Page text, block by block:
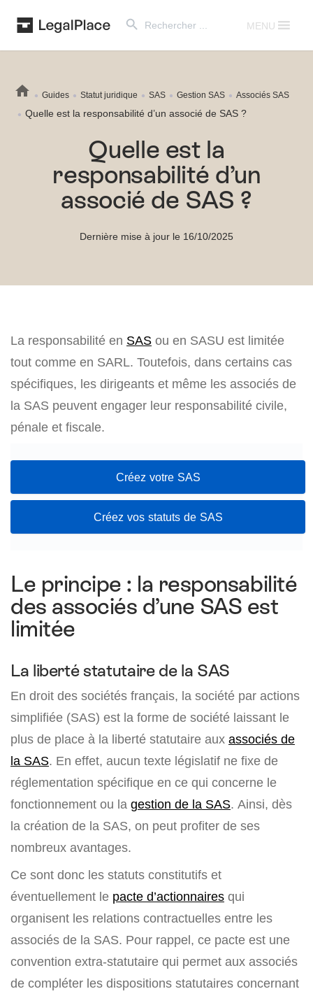
for:
MENU
Guides Statut juridique SAS Gestion SAS Associés SAS
Quelle est la responsabilité d’un associé de SAS ?
Quelle est la
responsabilité d’un
associé de SAS ?
Dernière mise à jour le 16/10/2025
La responsabilité en SAS ou en SASU est limitée
tout comme en SARL. Toutefois, dans certains cas
spécifiques, les dirigeants et même les associés de
la SAS peuvent engager leur responsabilité civile,
pénale et fiscale.
Créez votre SAS
Créez vos statuts de SAS
Le principe : la responsabilité
des associés d’une SAS est
limitée
La liberté statutaire de la SAS
En droit des sociétés français, la société par actions
simplifiée (SAS) est la forme de société laissant le
plus de place à la liberté statutaire aux associés de
la SAS. En effet, aucun texte législatif ne fixe de
réglementation spécifique en ce qui concerne le
fonctionnement ou la gestion de la SAS. Ainsi, dès
la création de la SAS, on peut profiter de ses
nombreux avantages.
Ce sont donc les statuts constitutifs et
éventuellement le pacte d’actionnaires qui
organisent les relations contractuelles entre les
associés de la SAS. Pour rappel, ce pacte est une
convention extra-statutaire qui permet aux associés
de compléter les dispositions statutaires concernant